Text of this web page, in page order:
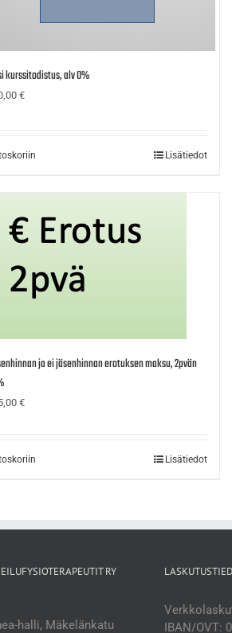
kurssitodistus, alv 0%
€
Lisätiedot
ja ei jäsenhinnan erotuksen maksu, 2pvän
€
Lisätiedot
RY
halli, Mäkelänkatu
IBAN/OVT: